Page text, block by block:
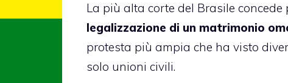
La più alta corte del Brasile
legalizzazione di un matrimonio
protesta più ampia che ha visto
solo unioni civili.